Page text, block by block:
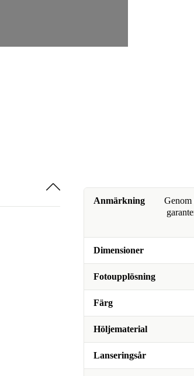
Anmärkning
Genom
Dimensioner
Fotoupplösning
Färg
Höljematerial
Lanseringsår